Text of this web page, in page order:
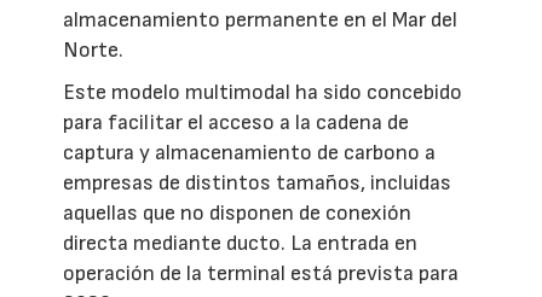
almacenamiento permanente en el Mar del
Norte.
Este modelo multimodal ha sido concebido
para facilitar el acceso a la cadena de
captura y almacenamiento de carbono a
empresas de distintos tamaños, incluidas
aquellas que no disponen de conexión
directa mediante ducto. La entrada en
operación de la terminal está prevista para